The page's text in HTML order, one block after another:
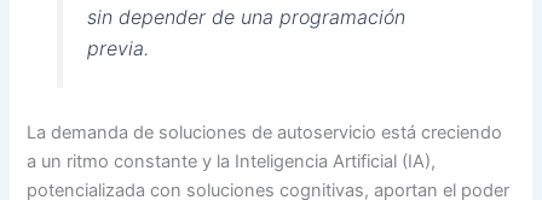
sin depender de una programación
previa.
La demanda de soluciones de autoservicio está creciendo
a un ritmo constante y la Inteligencia Artificial (IA),
potencializada con soluciones cognitivas, aportan el poder